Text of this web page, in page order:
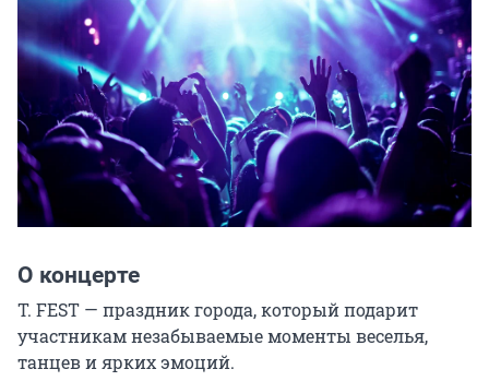
О концерте
T. FEST — праздник города, который подарит
участникам незабываемые моменты веселья,
танцев и ярких эмоций.